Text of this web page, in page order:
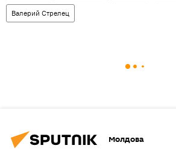
Валерий Стрелец
Молдова